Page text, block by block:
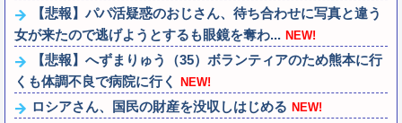
【悲報】パパ活疑惑のおじさん、待ち合わせに写真と違う
女が来たので逃げようとするも眼鏡を奪わ... NEW!
【悲報】へずまりゅう（35）ボランティアのため熊本に行
くも体調不良で病院に行く
NEW!
ロシアさん、国民の財産を没収しはじめる NEW!